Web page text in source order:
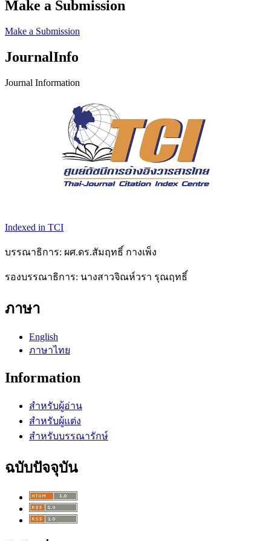
Make a Submission
Make a Submission
JournalInfo
Journal Information
Indexed in TCI
บรรณาธิการ: ผศ.ดร.สัมฤทธิ์ กางเพ็ง
รองบรรณาธิการ: นางสาวจิณห์วรา รุณฤทธิ์
ภาษา
English
ภาษาไทย
Information
สำหรับผู้อ่าน
สำหรับผู้แต่ง
สำหรับบรรณารักษ์
ฉบับปัจจุบัน